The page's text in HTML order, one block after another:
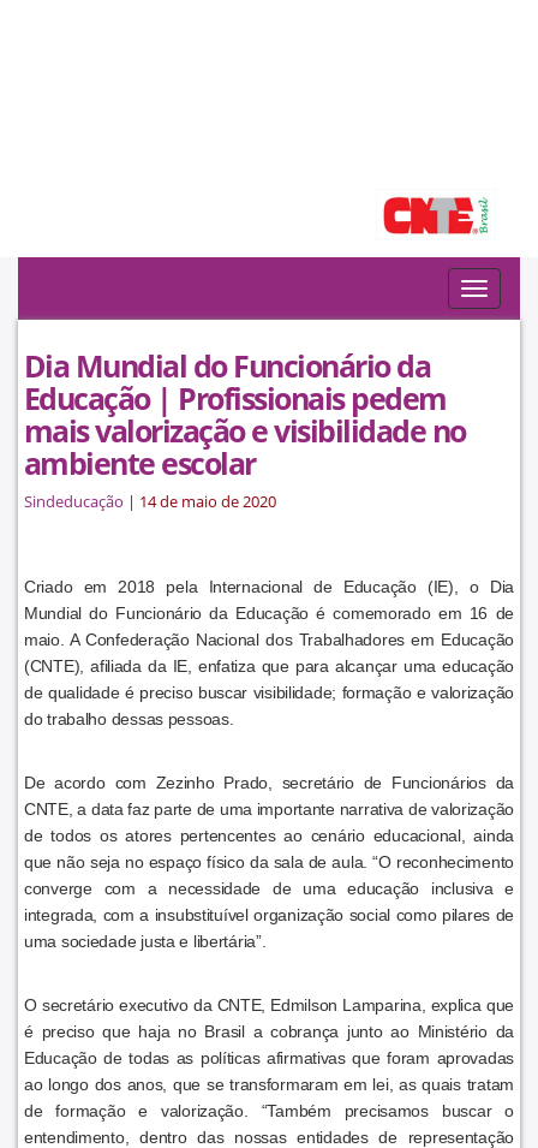
Toggle
Dia Mundial do Funcionário da
Educação | Profissionais pedem
mais valorização e visibilidade no
ambiente escolar
Sindeducação | 14 de maio de 2020
Criado em 2018 pela Internacional de Educação (IE), o Dia
Mundial do Funcionário da Educação é comemorado em 16 de
maio. A Confederação Nacional dos Trabalhadores em Educação
(CNTE), afiliada da IE, enfatiza que para alcançar uma educação
de qualidade é preciso buscar visibilidade; formação e valorização
do trabalho dessas pessoas.
De acordo com Zezinho Prado, secretário de Funcionários da
CNTE, a data faz parte de uma importante narrativa de valorização
de todos os atores pertencentes ao cenário educacional, ainda
que não seja no espaço físico da sala de aula. “O reconhecimento
converge com a necessidade de uma educação inclusiva e
integrada, com a insubstituível organização social como pilares de
uma sociedade justa e libertária”.
O secretário executivo da CNTE, Edmilson Lamparina, explica que
é preciso que haja no Brasil a cobrança junto ao Ministério da
Educação de todas as políticas afirmativas que foram aprovadas
ao longo dos anos, que se transformaram em lei, as quais tratam
de formação e valorização. “Também precisamos buscar o
entendimento, dentro das nossas entidades de representação